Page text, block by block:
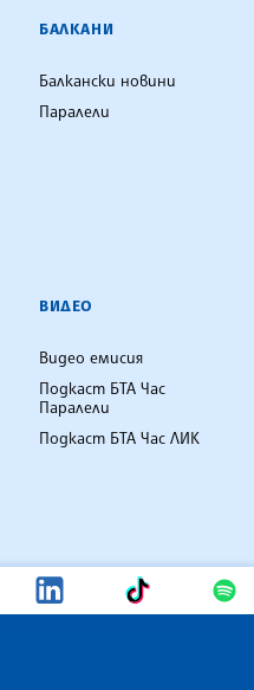
БАЛКАНИ
Балкански новини
Паралели
ВИДЕО
Видео емисия
Подкаст БТА Час
Паралели
Подкаст БТА Час ЛИК